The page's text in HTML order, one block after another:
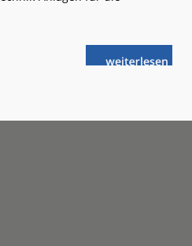
weiterlese
nEffiziente